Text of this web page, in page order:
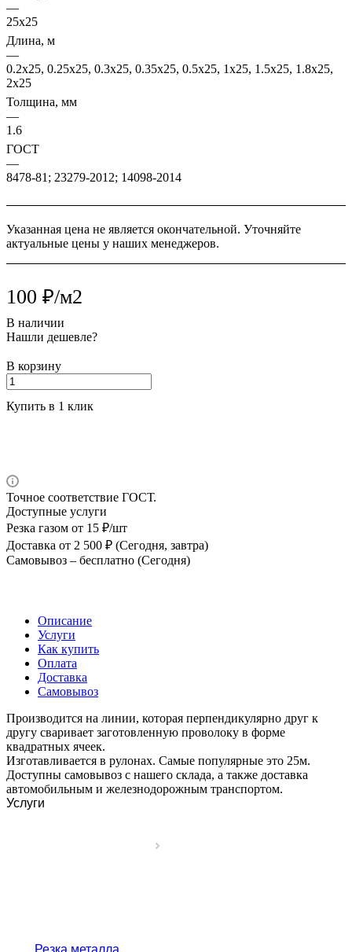
—
25х25
Длина, м
—
0.2х25, 0.25х25, 0.3х25, 0.35х25, 0.5х25, 1х25, 1.5х25, 1.8х25,
2х25
Толщина, мм
—
1.6
ГОСТ
—
8478-81; 23279-2012; 14098-2014
Указанная цена не является окончательной. Уточняйте
актуальные цены у наших менеджеров.
100 ₽/м2
В наличии
Нашли дешевле?
В корзину
Купить в 1 клик
Точное соответствие ГОСТ.
Доступные услуги
Резка газом от 15 ₽/шт
Доставка от 2 500 ₽ (Сегодня, завтра)
Самовывоз – бесплатно (Сегодня)
Описание
Услуги
Как купить
Оплата
Доставка
Самовывоз
Производится на линии, которая перпендикулярно друг к
другу сваривает заготовленную проволоку в форме
квадратных ячеек.
Изготавливается в рулонах. Самые популярные это 25м.
Доступны самовывоз с нашего склада, а также доставка
автомобильным и железнодорожным транспортом.
Услуги
Резка металла